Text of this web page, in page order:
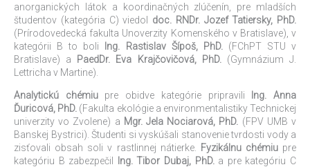
anorganických látok a koordinačných zlúčenín, pre mladších
študentov (kategória C) viedol doc. RNDr. Jozef Tatiersky, PhD.
(Prírodovedecká fakulta Unoverzity Komenského v Bratislave), v
kategórii B to boli Ing. Rastislav Šípoš, PhD.
(FChPT STU v
Bratislave) a PaedDr. Eva Krajčovičová, PhD.
(Gymnázium J.
Lettricha v Martine).
Analytickú chémiupre obidve kategórie pripravili Ing. Anna
Ďuricová, PhD. (Fakulta ekológie a environmentalistiky Technickej
univerzity vo Zvolene) a Mgr. Jela Nociarová, PhD. (FPV UMB v
Banskej Bystrici). Študenti si vyskúšali stanovenie tvrdosti vody a
zisťovali obsah soli v rastlinnej nátierke. Fyzikálnu chémiupre
kategóriu B zabezpečil Ing. Tibor Dubaj, PhD. a pre kategóriu C